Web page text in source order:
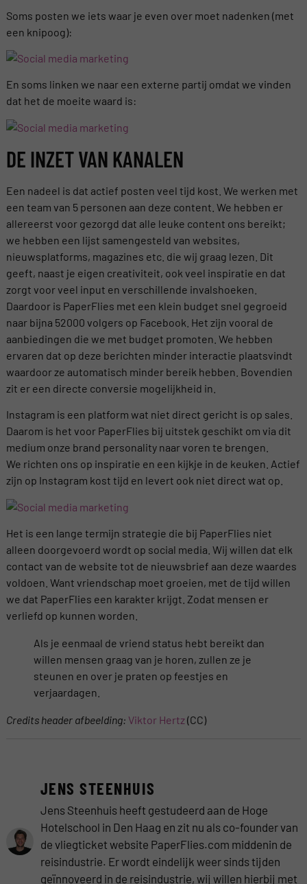
Soms posten we iets waar je even over moet nadenken (met
een knipoog):
En soms linken we naar een externe partij omdat we vinden
dat het de moeite waard is:
DE INZET VAN KANALEN
Een nadeel is dat actief posten veel tijd kost. We werken met
een team van 5 personen aan deze content. We hebben er
allereerst voor gezorgd dat alle leuke content ons bereikt;
we hebben een lijst samengesteld van websites,
nieuwsplatforms, magazines etc. die wij graag lezen. Dit
geeft, naast je eigen creativiteit, ook veel inspiratie en dat
zorgt voor veel input en verschillende invalshoeken.
Daardoor is PaperFlies met een klein budget snel gegroeid
naar bijna 52000 volgers op Facebook. Het zijn vooral de
aanbiedingen die we met budget promoten. We hebben
ervaren dat op deze berichten minder interactie plaatsvindt
waardoor ze automatisch minder bereik hebben. Bovendien
zit er een directe conversie mogelijkheid in.
Instagram is een platform wat niet direct gericht is op sales.
Daarom is het voor PaperFlies bij uitstek geschikt om via dit
medium onze brand personality naar voren te brengen.
We richten ons op inspiratie en een kijkje in de keuken. Actief
zijn op Instagram kost tijd en levert ook niet direct wat op.
Het is een lange termijn strategie die bij PaperFlies niet
alleen doorgevoerd wordt op social media. Wij willen dat elk
contact van de website tot de nieuwsbrief aan deze waardes
voldoen. Want vriendschap moet groeien, met de tijd willen
we dat PaperFlies een karakter krijgt. Zodat mensen er
verliefd op kunnen worden.
Als je eenmaal de vriend status hebt bereikt dan
willen mensen graag van je horen, zullen ze je
steunen en over je praten op feestjes en
verjaardagen.
Credits header afbeelding: Viktor Hertz(CC)
JENS STEENHUIS
Jens Steenhuis heeft gestudeerd aan de Hoge
Hotelschool in Den Haag en zit nu als co-founder van
de vliegticket website PaperFlies.com middenin de
reisindustrie. Er wordt eindelijk weer sinds tijden
geïnnoveerd in de reisindustrie, wij willen hierbij met